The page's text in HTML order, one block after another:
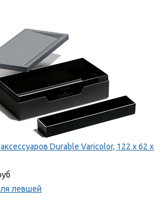
Durable Varicolor, 122 x 62 x
левшей